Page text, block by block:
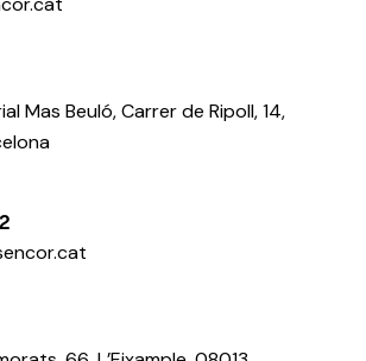
Mas Beuló, Carrer de Ripoll, 14,